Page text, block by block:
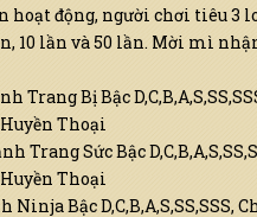
hoạt động, người chơi tiêu 3
10 lần và 50 lần. Mời mì
Trang Bị Bậc
Thoại
Trang Sức Bậc
Thoại
Ninja Bậc D,C,B,A,S,SS,SSS,